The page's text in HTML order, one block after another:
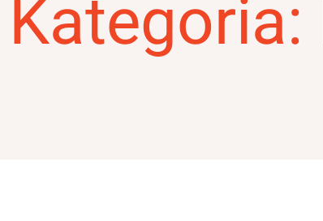
Skóra tłusta/trądzikowa
Ochrona
Zabieg dotleniający Oxygen Rx
Kategoria: